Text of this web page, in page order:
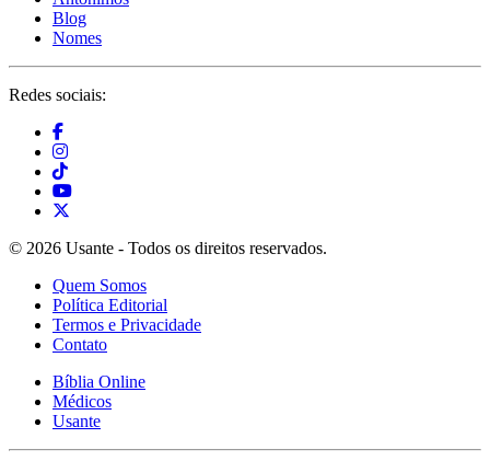
Blog
Nomes
Redes sociais:
© 2026 Usante - Todos os direitos reservados.
Quem Somos
Política Editorial
Termos e Privacidade
Contato
Bíblia Online
Médicos
Usante